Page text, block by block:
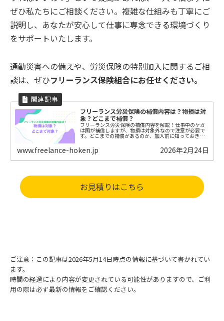
ぜひ私たちにご相談ください。複雑な仕組みも丁寧にご
説明し、あなたが安心して仕事に専念できる環境づくり
をサポートいたします。
通勤災害への備えや、労災保険の特別加入に関するご相
談は、ぜひフリーランス保険組合にお任せください。
フリーランス労災保険の補償内容は？物損は対
象？どこまで補償？
フリーランス労災保険の補償内容を解説！仕事中のケガ
は国が補償しますが、物損は対象外なので注意が必要で
す。どこまでの補償があるのか、加入前に知っておきた
www.freelance-hoken.jp 2026年2月24日
お見積りはこちら
ご注意：この記事は2026年5月14日時点の情報に基づいて書かれてい
ます。
時間の経過により内容が変更されている可能性がありますので、ご利
用の際は必ず最新の情報をご確認ください。